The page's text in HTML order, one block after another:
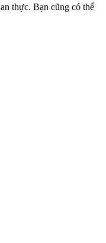
thực. Bạn cũng có thể